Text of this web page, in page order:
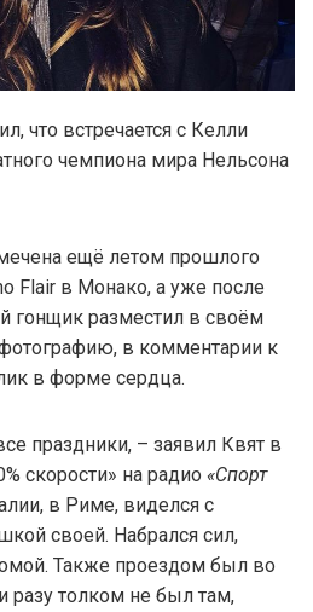
что встречается с Келли
чемпиона мира Нельсона
ещё летом прошлого
Flair в Монако, а уже после
гонщик разместил в своём
в комментарии к
в форме сердца.
праздники, – заявил Квят в
скорости» на радио «Спорт
в Риме, виделся с
своей. Набрался сил,
Также проездом был во
разу толком не был там,